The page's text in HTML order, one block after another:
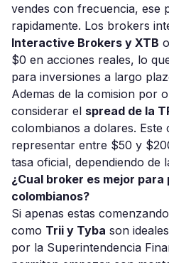
vendes con frecuencia, ese
rapidamente. Los brokers
Interactive Brokers y XTB
$0 en acciones reales, lo
para inversiones a largo
Ademas de la comision por
considerar el spread de la
colombianos a dolares.
representar entre $50 y
tasa oficial, dependiendo de
¿Cual broker es mejor
colombianos?
Si apenas estas
como Trii y Tyba son
por la Superintendencia